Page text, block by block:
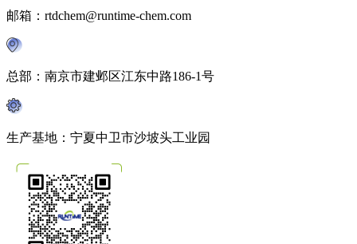
邮箱：rtdchem@runtime-chem.com
总部：南京市建邺区江东中路186-1号
生产基地：宁夏中卫市沙坡头工业园